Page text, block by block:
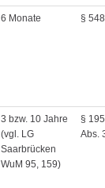
6 Monate §
3 bzw. 10 Jahre
(vgl. LG
Saarbrücken
WuM 95, 159)
§
Abs.